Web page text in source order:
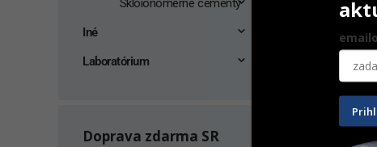
Bausch
modrá rolka
Skloionomérne cementy
Iné
Laboratórium
Doprava zdarma SR